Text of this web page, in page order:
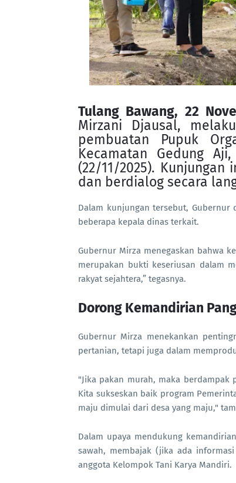
Tulang Bawang, 22
Mirzani Djausal,
pembuatan Pupuk
Kecamatan Gedung
(22/11/2025).
dan berdialog secara
Dalam kunjungan tersebut, Gubernur
beberapa kepala dinas terkait.
Gubernur Mirza menegaskan bahwa
merupakan bukti keseriusan dalam
rakyat sejahtera,” tegasnya.
Dorong Kemandirian
Gubernur Mirza menekankan
pertanian, tetapi juga dalam
"Jika pakan murah, maka berdampak
Kita sukseskan baik program
maju dimulai dari desa yang maju,"
Dalam upaya mendukung
sawah, membajak (jika ada
anggota Kelompok Tani Karya Mandiri.